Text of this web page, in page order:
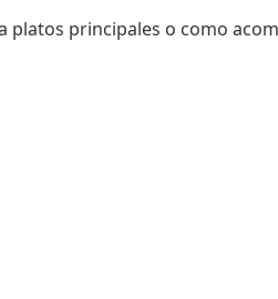
principales o como